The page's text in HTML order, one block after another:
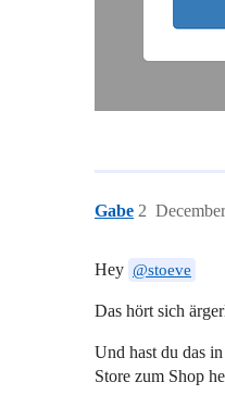
Gabe 2
Hey @stoeve
Das hört sich
Und hast du das
Store zum Shop